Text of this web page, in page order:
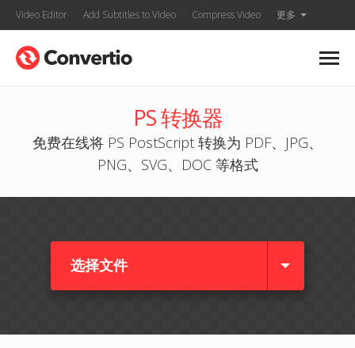
Video Editor Add Subtitles to Video Compress Video 更多
PS 转换器
免费在线将 PS PostScript 转换为 PDF、JPG、
PNG、SVG、DOC 等格式
选择文件